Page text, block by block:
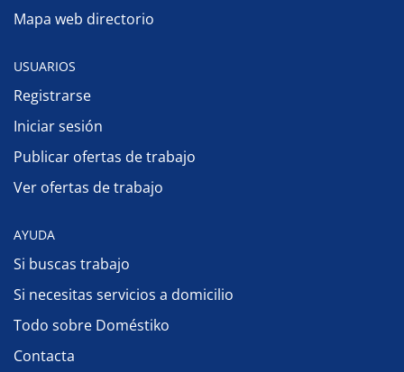
Mapa web directorio
USUARIOS
Registrarse
Iniciar sesión
Publicar ofertas de trabajo
Ver ofertas de trabajo
AYUDA
Si buscas trabajo
Si necesitas servicios a domicilio
Todo sobre Doméstiko
Contacta